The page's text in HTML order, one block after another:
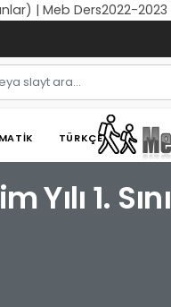
| Meb Ders2022-
TÜRKÇE
1.